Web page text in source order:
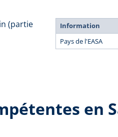
(partie
Information
Pays de l'EASA
en